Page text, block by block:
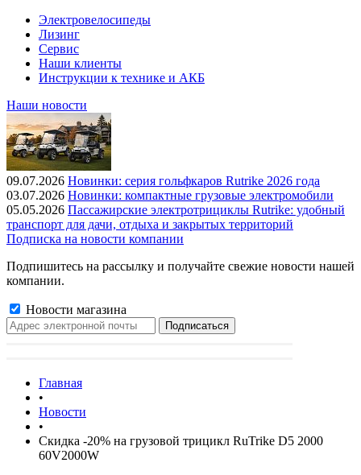
Электровелосипеды
Лизинг
Сервис
Наши клиенты
Инструкции к технике и АКБ
Наши новости
09.07.2026 Новинки: серия гольфкаров Rutrike 2026 года
03.07.2026 Новинки: компактные грузовые электромобили
05.05.2026 Пассажирские электротрициклы Rutrike: удобный
транспорт для дачи, отдыха и закрытых территорий
Подписка на новости компании
Подпишитесь на рассылку и получайте свежие новости нашей
компании.
Новости магазина
Главная
•
Новости
•
Скидка -20% на грузовой трицикл RuTrike D5 2000
60V2000W